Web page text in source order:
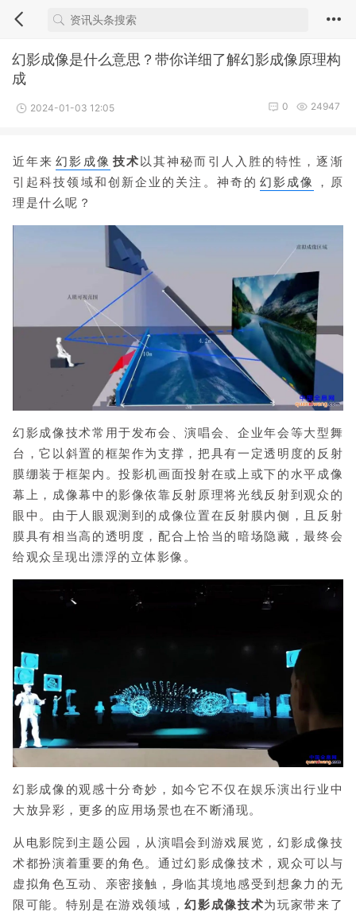
幻影成像是什么意思？带你详细了解幻影成像原理构
成
2024-01-03 12:05 24947
0
近年来 幻影成像 技术以其神秘而引人入胜的特性，逐渐
引起科技领域和创新企业的关注。神奇的 幻影成像
，原
理是什么呢？
幻影成像技术常用于发布会、演唱会、企业年会等大型舞
台，它以斜置的框架作为支撑，把具有一定透明度的反射
膜绷装于框架内。投影机画面投射在或上或下的水平成像
幕上，成像幕中的影像依靠反射原理将光线反射到观众的
眼中。 由于人眼观测到的成像位置在反射膜内侧，且反射
膜具有相当高的透明度，配合上恰当的暗场隐藏，最终会
给观众呈现出漂浮的立体影像。
幻影成像的观感十分奇妙，如今它不仅在娱乐演出行业中
大放异彩，更多的应用场景也在不断涌现。
从电影院到主题公园，从演唱会到游戏展览，幻影成像技
术都扮演着重要的角色。通过幻影成像技术，观众可以与
虚拟角色互动、亲密接触，身临其境地感受到想象力的无
限可能。 特别是在游戏领域，幻影成像技术为玩家带来了